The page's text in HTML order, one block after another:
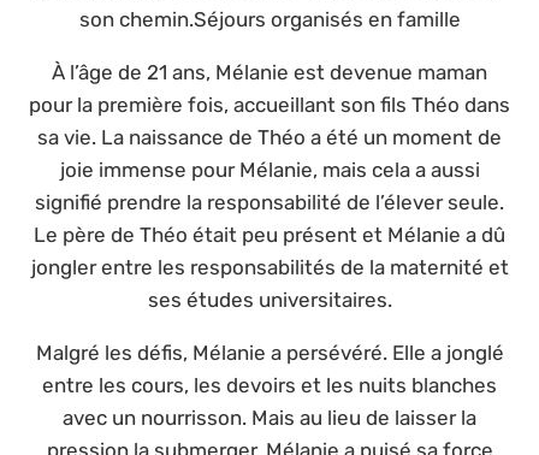
son chemin.Séjours organisés en famille
À l’âge de 21 ans, Mélanie est devenue maman
pour la première fois, accueillant son fils Théo dans
sa vie. La naissance de Théo a été un moment de
joie immense pour Mélanie, mais cela a aussi
signifié prendre la responsabilité de l’élever seule.
Le père de Théo était peu présent et Mélanie a dû
jongler entre les responsabilités de la maternité et
ses études universitaires.
Malgré les défis, Mélanie a persévéré. Elle a jonglé
entre les cours, les devoirs et les nuits blanches
avec un nourrisson. Mais au lieu de laisser la
pression la submerger, Mélanie a puisé sa force